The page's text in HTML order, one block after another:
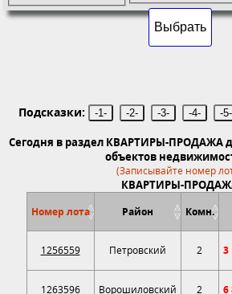
Подсказки: -1- -2- -3- -4- -5-
Сегодня в раздел КВАРТИРЫ-ПРОДАЖА
объектов
(Записывайте номер
КВАРТИРЫ-
Номер лота Район Комн.
1256559 Петровский 2 3
1263596 Ворошиловский 2 6